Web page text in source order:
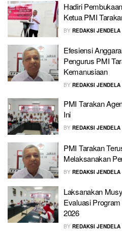
Hadiri
Ketua PMI
BY REDAKSI JENDELA
Efesiensi
Pengurus PMI
Kemanusiaan
BY REDAKSI JENDELA
PMI Tarakan
Ini
BY REDAKSI JENDELA
PMI Tarakan
Melaksanakan
BY REDAKSI JENDELA
Laksanakan
Evaluasi
2026
BY REDAKSI JENDELA